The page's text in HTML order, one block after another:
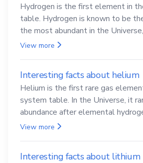
Hydrogen is the first element in
table. Hydrogen is known to be
the most abundant in the
element for life
View more
Interesting facts about helium
Helium is the first rare gas
system table. In the Universe, it
abundance after elemental
View more
Interesting facts about lithium